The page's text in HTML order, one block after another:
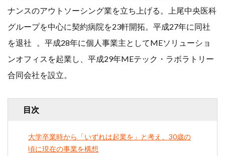
ナンスのアウトソーシング業を立ち上げる。上尾中央医科
グループを中心に契約病院を23軒開拓。平成27年に同社
を退社 。平成28年に個人事業主としてMEソリューショ
ンオフィスを起業し、平成29年MEテック・ラボラトリー
合同会社を設立。
目次
大学卒業時から「いずれは起業を」と考え、30歳の
頃に現在の事業を構想